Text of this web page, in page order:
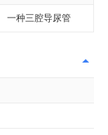
一种三腔导尿管